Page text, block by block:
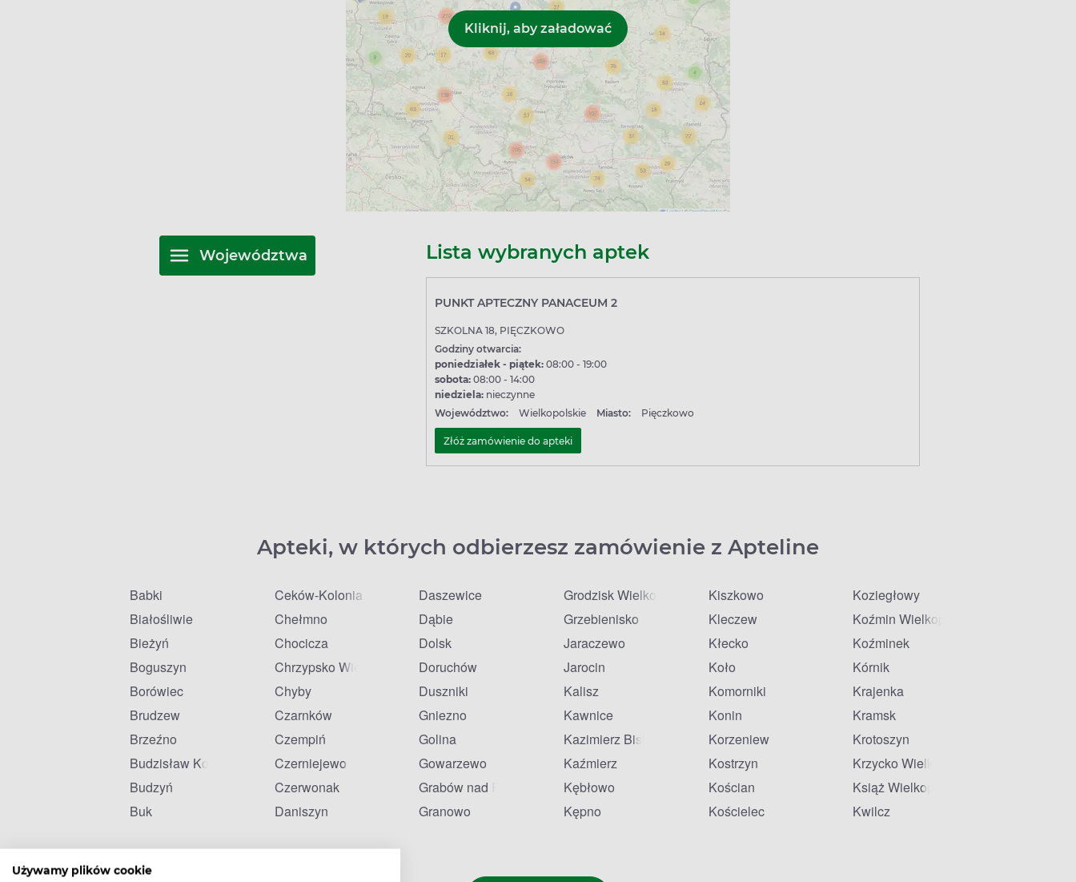
Używamy plików cookie
Województwa Lista wybranych aptek
PUNKT APTECZNY PANACEUM 2
SZKOLNA 18, PIĘCZKOWO
Godziny otwarcia:
poniedziałek - piątek:08:00 - 19:00
sobota:08:00 - 14:00
niedziela:nieczynne
Województwo:
Wielkopolskie Miasto: Pięczkowo
Złóż zamówienie do apteki
Apteki, w których odbierzesz zamówienie z Apteline
Babki
Białośliwie
Bieżyń
Boguszyn
Borówiec
Brudzew
Brzeźno
Budzisław Kościelny
Budzyń
Buk
Ceków-Kolonia
Chełmno
Chocicza
Chrzypsko Wielkie
Chyby
Czarnków
Czempiń
Czerniejewo
Czerwonak
Daniszyn
Daszewice
Dąbie
Dolsk
Doruchów
Duszniki
Gniezno
Golina
Gowarzewo
Grabów nad Prosną
Granowo
Grodzisk Wielkopolski
Grzebienisko
Jaraczewo
Jarocin
Kalisz
Kawnice
Kazimierz Biskupi
Kaźmierz
Kębłowo
Kępno
Kiszkowo
Kleczew
Kłecko
Koło
Komorniki
Konin
Korzeniew
Kostrzyn
Kościan
Kościelec
Koziegłowy
Koźmin Wielkopolski
Koźminek
Kórnik
Krajenka
Kramsk
Krotoszyn
Krzycko Wielkie
Książ Wielkopolski
Kwilcz